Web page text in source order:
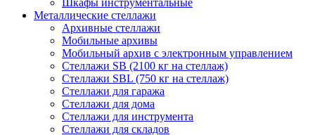
Металлические стеллажи
Архивные стеллажи
Мобильные архивы
Мобильный архив с электронным управлением
Стеллажи SB (2100 кг на стеллаж)
Стеллажи SBL (750 кг на стеллаж)
Стеллажи для гаража
Стеллажи для дома
Стеллажи для инструмента
Стеллажи для складов